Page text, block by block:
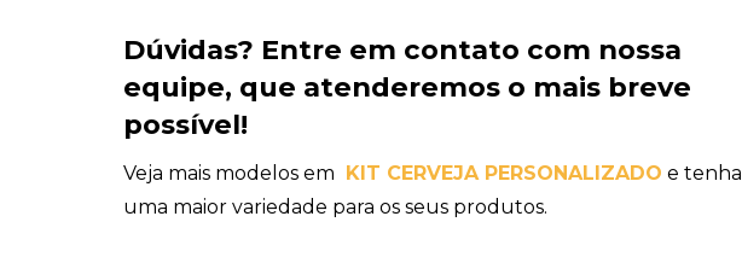
Dúvidas? Entre em contato com nossa
equipe, que atenderemos o mais breve
possível!
Veja mais modelos em KIT CERVEJA PERSONALIZADO e tenha
uma maior variedade para os seus produtos.